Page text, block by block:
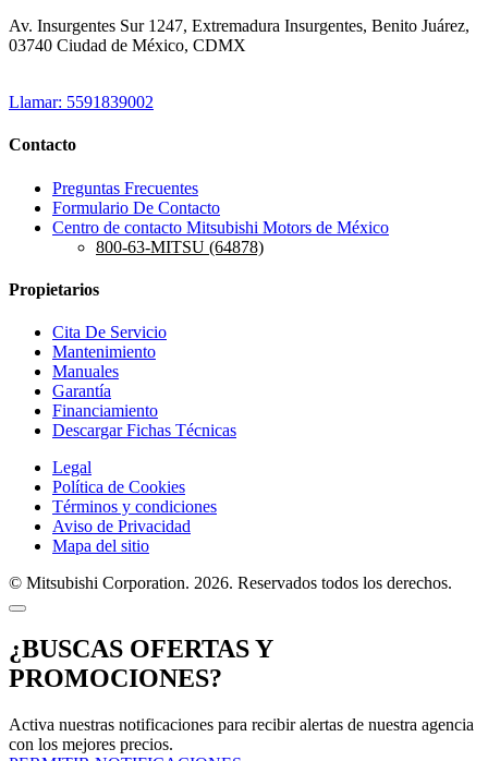
Av. Insurgentes Sur 1247, Extremadura Insurgentes, Benito Juárez,
03740 Ciudad de México, CDMX
Llamar: 5591839002
Contacto
Preguntas Frecuentes
Formulario De Contacto
Centro de contacto Mitsubishi Motors de México
800-63-MITSU (64878)
Propietarios
Cita De Servicio
Mantenimiento
Manuales
Garantía
Financiamiento
Descargar Fichas Técnicas
Legal
Política de Cookies
Términos y condiciones
Aviso de Privacidad
Mapa del sitio
© Mitsubishi Corporation. 2026. Reservados todos los derechos.
¿BUSCAS OFERTAS Y
PROMOCIONES?
Activa nuestras notificaciones para recibir alertas de nuestra agencia
con los mejores precios.